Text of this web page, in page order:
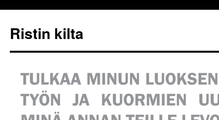
Ristin kilta